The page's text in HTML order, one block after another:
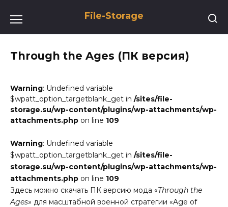
содержанию
File-Storage
Through the Ages (ПК версия)
Warning: Undefined variable
$wpatt_option_targetblank_get in /sites/file-
storage.su/wp-content/plugins/wp-attachments/wp-
attachments.php on line 109
Warning: Undefined variable
$wpatt_option_targetblank_get in /sites/file-
storage.su/wp-content/plugins/wp-attachments/wp-
attachments.php on line 109
Здесь можно скачать ПК версию мода «Through the
Ages» для масштабной военной стратегии «Age of